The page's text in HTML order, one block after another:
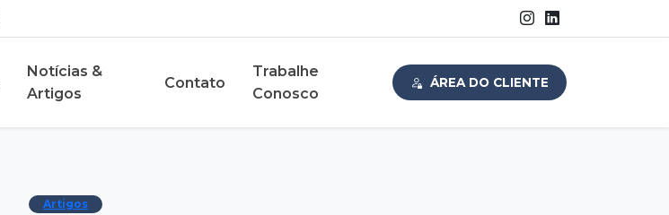
Notícias &
Artigos
Contato
Trabalhe
Conosco
ÁREA DO CLIENTE
Artigos